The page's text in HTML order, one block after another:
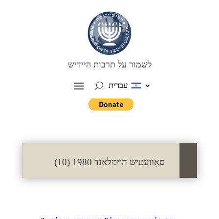
לשמור על תרבות היידיש
עברית
סאָוועטיש היימלאַנד 1980 (10)